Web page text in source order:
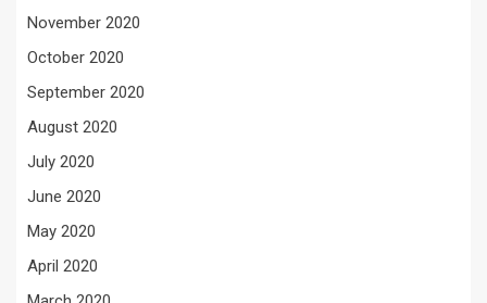
November 2020
October 2020
September 2020
August 2020
July 2020
June 2020
May 2020
April 2020